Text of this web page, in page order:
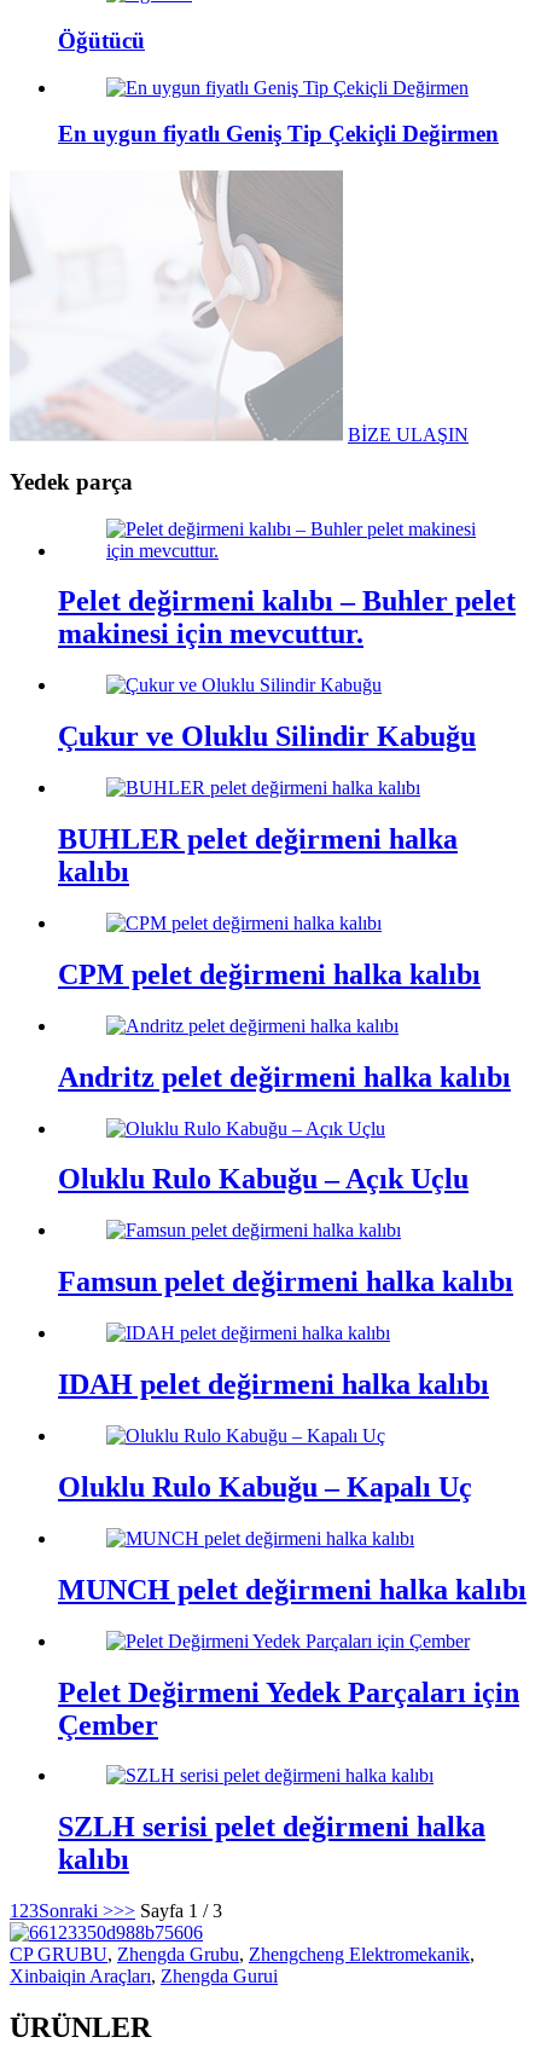
Öğütücü
En uygun fiyatlı Geniş Tip Çekiçli Değirmen
BİZE ULAŞIN
Yedek parça
Pelet değirmeni kalıbı – Buhler pelet
makinesi için mevcuttur.
Çukur ve Oluklu Silindir Kabuğu
BUHLER pelet değirmeni halka
kalıbı
CPM pelet değirmeni halka kalıbı
Andritz pelet değirmeni halka kalıbı
Oluklu Rulo Kabuğu – Açık Uçlu
Famsun pelet değirmeni halka kalıbı
IDAH pelet değirmeni halka kalıbı
Oluklu Rulo Kabuğu – Kapalı Uç
MUNCH pelet değirmeni halka kalıbı
Pelet Değirmeni Yedek Parçaları için
Çember
SZLH serisi pelet değirmeni halka
kalıbı
1 23Sonraki >>> Sayfa 1 / 3
CP GRUBU, Zhengda Grubu, Zhengcheng Elektromekanik,
Xinbaiqin Araçları, Zhengda Gurui
ÜRÜNLER